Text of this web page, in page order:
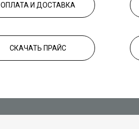
ОПЛАТА И ДОСТАВКА
СКАЧАТЬ ПРАЙС